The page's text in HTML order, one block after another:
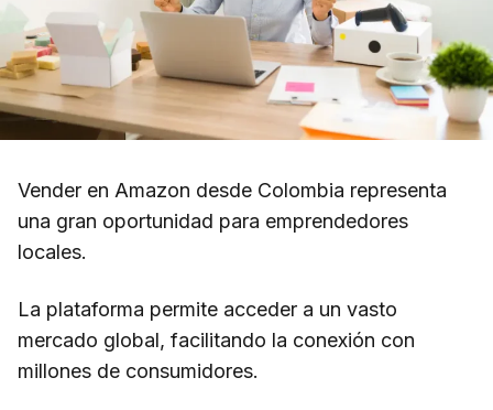
Vender en Amazon desde Colombia representa
una gran oportunidad para emprendedores
locales.
La plataforma permite acceder a un vasto
mercado global, facilitando la conexión con
millones de consumidores.